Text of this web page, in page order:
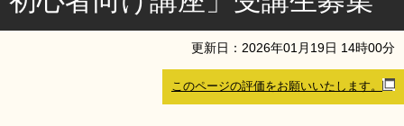
創業・産業・ビジネス
組織から探す
更新日： 2026年01 月 19日 14時00分
このページの評価をお願いいたします。